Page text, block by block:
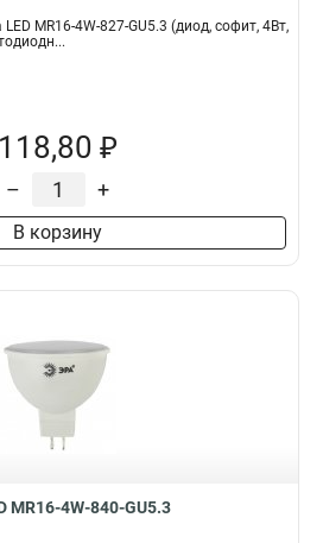
MR16-4W-827-GU5.3 (диод, софит, 4Вт,
118,80 ₽
– +
В корзину
MR16-4W-840-GU5.3